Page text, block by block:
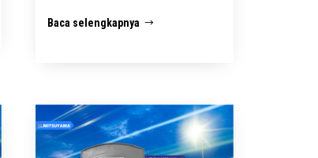
Baca selengkapnya